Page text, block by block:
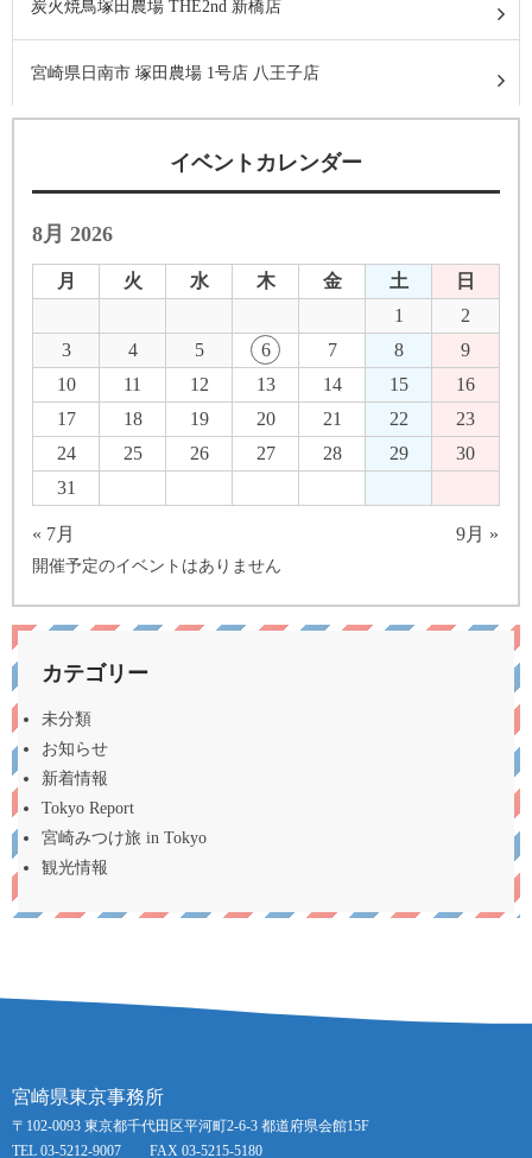
炭火焼鳥塚田農場 THE2nd 新橋店
宮崎県日南市 塚田農場 1号店 八王子店
イベントカレンダー
8月 2026
月 火 水 木 金 土
日
1
2
3
4 5 6 7 8
9
10
11 12 13 14 15
16
17
18 19 20 21 22
23
24
25 26 27 28 29
30
31
« 7月 9月 »
開催予定のイベントはありません
カテゴリー
未分類
お知らせ
新着情報
Tokyo Report
宮崎みつけ旅 in Tokyo
観光情報
宮崎県東京事務所
〒102-0093 東京都千代田区平河町2-6-3 都道府県会館15F
TEL 03-5212-9007 FAX 03-5215-5180